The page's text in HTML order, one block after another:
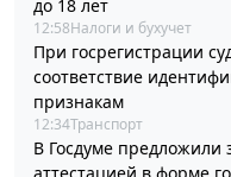
до 18 лет
12:58Налоги и бухучет
При госрегистрации
соответствие
признакам
12:34Транспорт
В Госдуме предложили